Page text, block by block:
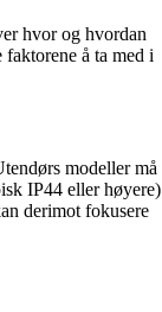
hvor og hvordan
faktorene å ta med i
modeller må
IP44 eller høyere)
derimot fokusere